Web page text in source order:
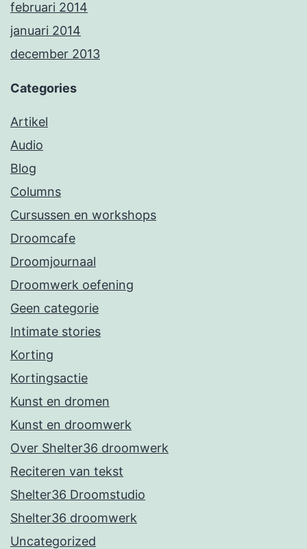
februari 2014
januari 2014
december 2013
Categories
Artikel
Audio
Blog
Columns
Cursussen en workshops
Droomcafe
Droomjournaal
Droomwerk oefening
Geen categorie
Intimate stories
Korting
Kortingsactie
Kunst en dromen
Kunst en droomwerk
Over Shelter36 droomwerk
Reciteren van tekst
Shelter36 Droomstudio
Shelter36 droomwerk
Uncategorized